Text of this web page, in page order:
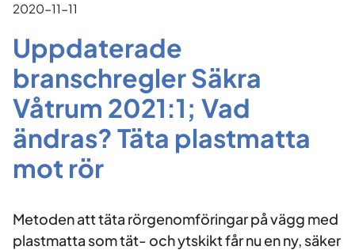
2020-11-11
Uppdaterade
branschregler Säkra
Våtrum 2021:1; Vad
ändras? Täta plastmatta
mot rör
Metoden att täta rörgenomföringar på vägg med
plastmatta som tät- och ytskikt får nu en ny, säker